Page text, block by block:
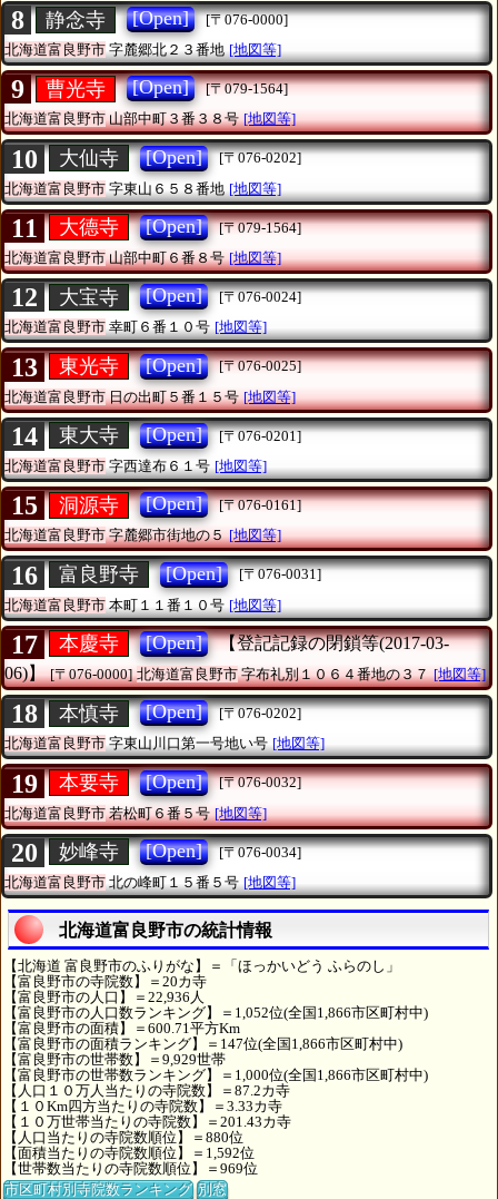
8 静念寺 [Open]
[〒076-0000]
北海道富良野市字麓郷北２３番地 [地図等]
9 曹光寺 [Open]
[〒079-1564]
北海道富良野市山部中町３番３８号 [地図等]
10 大仙寺 [Open]
[〒076-0202]
北海道富良野市 字東山６５８番地 [地図等]
11 大德寺 [Open]
[〒079-1564]
北海道富良野市山部中町６番８号 [地図等]
12 大宝寺 [Open]
[〒076-0024]
北海道富良野市幸町６番１０号 [地図等]
13 東光寺 [Open]
[〒076-0025]
北海道富良野市日の出町５番１５号 [地図等]
14 東大寺 [Open]
[〒076-0201]
北海道富良野市 字西達布６１号 [地図等]
15 洞源寺 [Open]
[〒076-0161]
北海道富良野市字麓郷市街地の５ [地図等]
16 富良野寺 [Open]
[〒076-0031]
北海道富良野市 本町１１番１０号 [地図等]
17 本慶寺 [Open]
【登記記録の閉鎖等(2017-03-
06)】 [〒076-0000] 北海道富良野市字布礼別１０６４番地の３７ [地図等]
18 本慎寺 [Open]
[〒076-0202]
北海道富良野市字東山川口第一号地い号 [地図等]
19 本要寺 [Open]
[〒076-0032]
北海道富良野市若松町６番５号 [地図等]
20 妙峰寺 [Open]
[〒076-0034]
北海道富良野市 北の峰町１５番５号 [地図等]
北海道富良野市の統計情報
【北海道 富良野市のふりがな】＝「ほっかいどう ふらのし」
【富良野市の寺院数】＝20カ寺
【富良野市の人口】＝22,936人
【富良野市の人口数ランキング】＝1,052位(全国1,866市区町村中)
【富良野市の面積】＝600.71平方Km
【富良野市の面積ランキング】＝147位(全国1,866市区町村中)
【富良野市の世帯数】＝9,929世帯
【富良野市の世帯数ランキング】＝1,000位(全国1,866市区町村中)
【人口１０万人当たりの寺院数】＝87.2カ寺
【１０Km四方当たりの寺院数】＝3.33カ寺
【１０万世帯当たりの寺院数】＝201.43カ寺
【人口当たりの寺院数順位】＝880位
【面積当たりの寺院数順位】＝1,592位
【世帯数当たりの寺院数順位】＝969位
市区町村別寺院数ランキング 別窓